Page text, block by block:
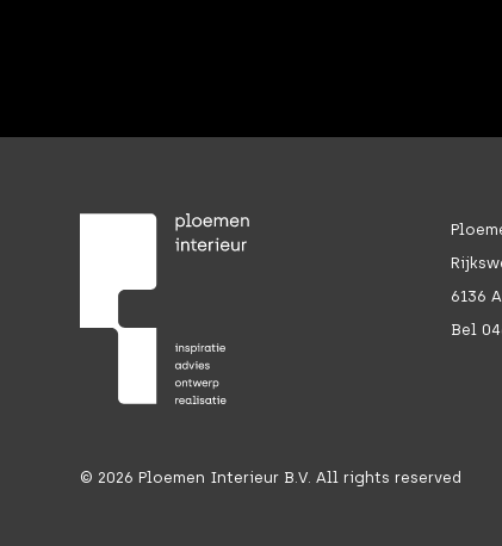
6136
Bel
© 2026 Ploemen Interieur B.V. All rights reserved